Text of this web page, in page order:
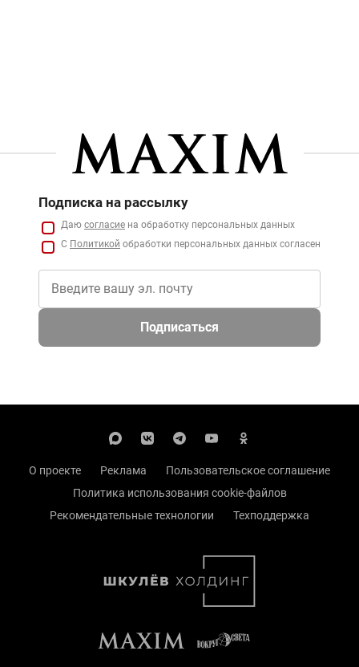
Подписка на рассылку
Даю согласие на обработку персональных данных
С Политикой обработки персональных данных согласен
Подписаться
О проекте Реклама
Пользовательское соглашение
Политика использования cookie-файлов
Рекомендательные технологии
Техподдержка